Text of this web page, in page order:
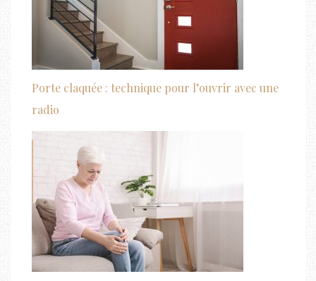
Porte claquée : technique pour l’ouvrir avec une
radio